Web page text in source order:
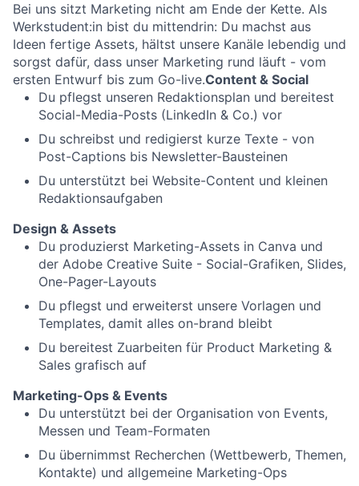
Bei uns sitzt Marketing nicht am Ende der Kette. Als
Werkstudent:in bist du mittendrin: Du machst aus
Ideen fertige Assets, hältst unsere Kanäle lebendig und
sorgst dafür, dass unser Marketing rund läuft - vom
ersten Entwurf bis zum Go-live.Content & Social
Du pflegst unseren Redaktionsplan und bereitest
Social-Media-Posts (LinkedIn & Co.) vor
Du schreibst und redigierst kurze Texte - von
Post-Captions bis Newsletter-Bausteinen
Du unterstützt bei Website-Content und kleinen
Redaktionsaufgaben
Design & Assets
Du produzierst Marketing-Assets in Canva und
der Adobe Creative Suite - Social-Grafiken, Slides,
One-Pager-Layouts
Du pflegst und erweiterst unsere Vorlagen und
Templates, damit alles on-brand bleibt
Du bereitest Zuarbeiten für Product Marketing &
Sales grafisch auf
Marketing-Ops & Events
Du unterstützt bei der Organisation von Events,
Messen und Team-Formaten
Du übernimmst Recherchen (Wettbewerb, Themen,
Kontakte) und allgemeine Marketing-Ops